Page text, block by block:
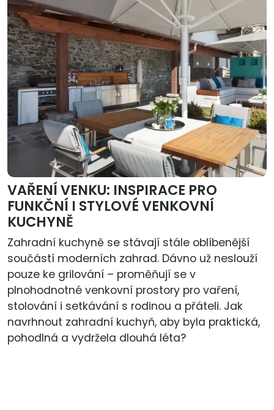
VAŘENÍ VENKU: INSPIRACE PRO
FUNKČNÍ I STYLOVÉ VENKOVNÍ
KUCHYNĚ
Zahradní kuchyně se stávají stále oblíbenější
součástí moderních zahrad. Dávno už neslouží
pouze ke grilování – proměňují se v
plnohodnotné venkovní prostory pro vaření,
stolování i setkávání s rodinou a přáteli. Jak
navrhnout zahradní kuchyň, aby byla praktická,
pohodlná a vydržela dlouhá léta?